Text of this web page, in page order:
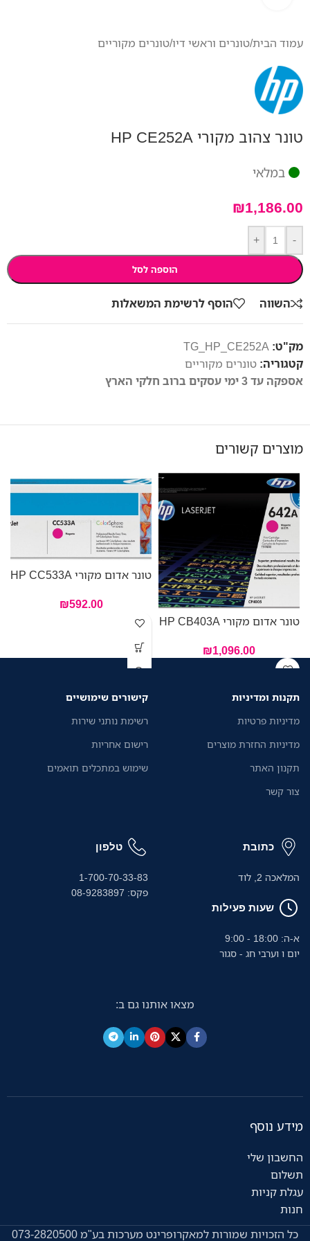
עמוד הבית/טונרים וראשי דיו/טונרים מקוריים
טונר צהוב מקורי HP CE252A
במלאי
₪1,186.00
-
+
הוספה לסל
השווה הוסף לרשימת המשאלות
מק"ט: TG_HP_CE252A
קטגוריה: טונרים מקוריים
אספקה עד 3 ימי עסקים ברוב חלקי הארץ
מוצרים קשורים
טונר אדום מקורי HP CB403A
₪1,096.00
טונר אדום מקורי HP CC533A
₪592.00
תקנות ומדיניות
מדיניות פרטיות
מדיניות החזרת מוצרים
תקנון האתר
צור קשר
קישורים שימושיים
רשימת נותני שירות
רישום אחריות
שימוש במתכלים תואמים
כתובת
המלאכה 2, לוד
שעות פעילות
א-ה: 18:00 - 9:00
יום ו וערבי חג - סגור
טלפון
1-700-70-33-83
פקס: 08-9283897
מצאו אותנו גם ב:
מידע נוסף
החשבון שלי
תשלום
עגלת קניות
חנות
כל הזכויות שמורות למאקרופרינט מערכות בע"מ 073-2820500